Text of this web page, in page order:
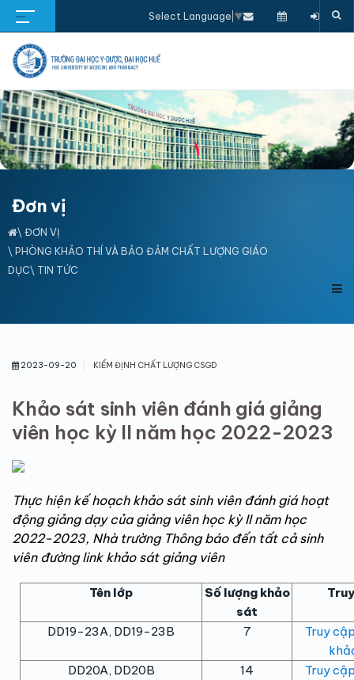
Select Language ▼
Đơn vị
\ ĐƠN VỊ
\ PHÒNG KHẢO THÍ VÀ BẢO ĐẢM CHẤT LƯỢNG GIÁO
DỤC\ TIN TỨC
2023-09-20 KIỂM ĐỊNH CHẤT LƯỢNG CSGD
Khảo sát sinh viên đánh giá giảng
viên học kỳ II năm học 2022-2023
Thực hiện kế hoạch khảo sát sinh viên đánh giá hoạt
động giảng dạy của giảng viên học kỳ II năm học
2022-2023, Nhà trường Thông báo đến tất cả sinh
viên đường link khảo sát giảng viên
Tên lớp
Số lượng khảo
sát
DD19-23A, DD19-23B 7
Truy
DD20A, DD20B
14
Truy